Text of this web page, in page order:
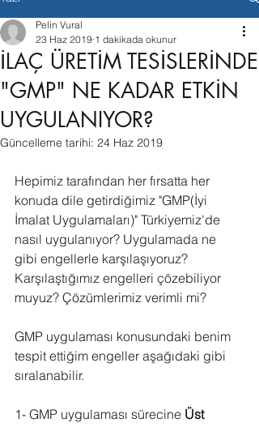
İLAÇ ÜRETİM TESİSLERİNDE
"GMP" NE KADAR ETKİN
UYGULANIYOR?
Pelin Vural
23 Haz 2019 1 dakikada okunur
Güncelleme tarihi: 24 Haz 2019
Hepimiz tarafından her fırsatta her
konuda dile getirdiğimiz "GMP(İyi
İmalat Uygulamaları)" Türkiyemiz'de
nasıl uygulanıyor? Uygulamada ne
gibi engellerle karşılaşıyoruz?
Karşılaştığımız engelleri çözebiliyor
muyuz? Çözümlerimiz verimli mi?
GMP uygulaması konusundaki benim
tespit ettiğim engeller aşağıdaki gibi
sıralanabilir.
1- GMP uygulaması sürecine Üst